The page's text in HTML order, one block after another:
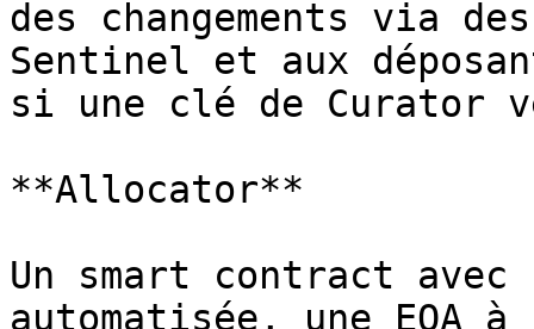
des changements via
Sentinel et aux
si une clé de Curator
**Allocator**
Un smart contract
automatisée, une EOA